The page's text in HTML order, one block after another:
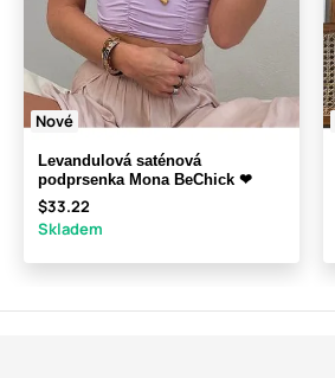
Nové
Levandulová saténová
podprsenka Mona BeChick ❤
$33.22
Skladem